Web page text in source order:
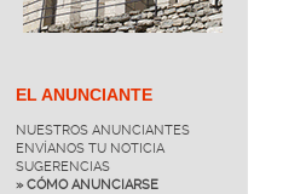
EL ANUNCIANTE
NUESTROS ANUNCIANTES
ENVÍANOS TU NOTICIA
SUGERENCIAS
» CÓMO ANUNCIARSE